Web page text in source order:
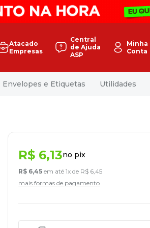
Atacado
Empresas
Central
de Ajuda
ASP
Minha
Conta
Envelopes e Etiquetas Utilidades
R$ 6,13no pix
R$ 6,45 em até1x de R$ 6 ,45
mais formas de pagamento